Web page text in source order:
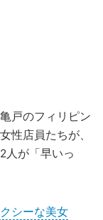
戸のフィリピン
性店員たちが、
人が「早いっ
シーな美女